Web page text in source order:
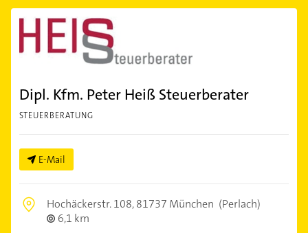
Dipl. Kfm. Peter Heiß Steuerberater
STEUERBERATUNG
E-Mail
Hochäckerstr. 108,81737 München (Perlach)
6,1 km